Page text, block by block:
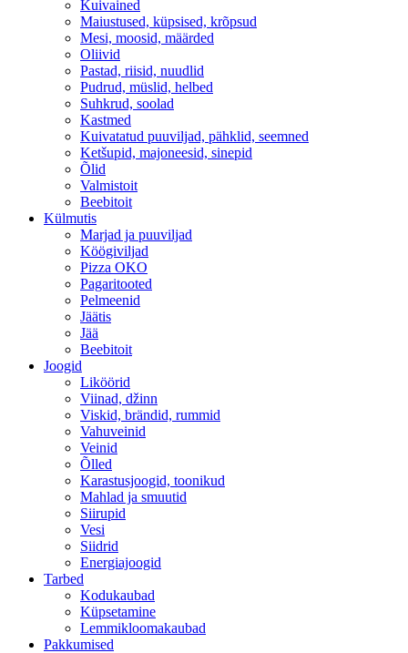
Kuivained
Maiustused, küpsised, krõpsud
Mesi, moosid, määrded
Oliivid
Pastad, riisid, nuudlid
Pudrud, müslid, helbed
Suhkrud, soolad
Kastmed
Kuivatatud puuviljad, pähklid, seemned
Ketšupid, majoneesid, sinepid
Õlid
Valmistoit
Beebitoit
Külmutis
Marjad ja puuviljad
Köögiviljad
Pizza OKO
Pagaritooted
Pelmeenid
Jäätis
Jää
Beebitoit
Joogid
Liköörid
Viinad, džinn
Viskid, brändid, rummid
Vahuveinid
Veinid
Õlled
Karastusjoogid, toonikud
Mahlad ja smuutid
Siirupid
Vesi
Siidrid
Energiajoogid
Tarbed
Kodukaubad
Küpsetamine
Lemmikloomakaubad
Pakkumised